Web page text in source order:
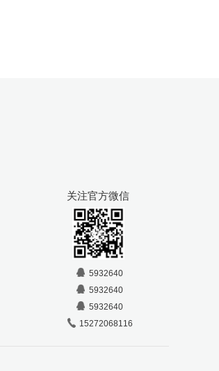
关注官方微信
5932640
5932640
5932640
15272068116